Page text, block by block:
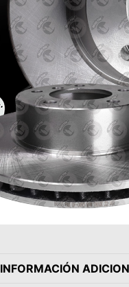
INFORMACIÓN